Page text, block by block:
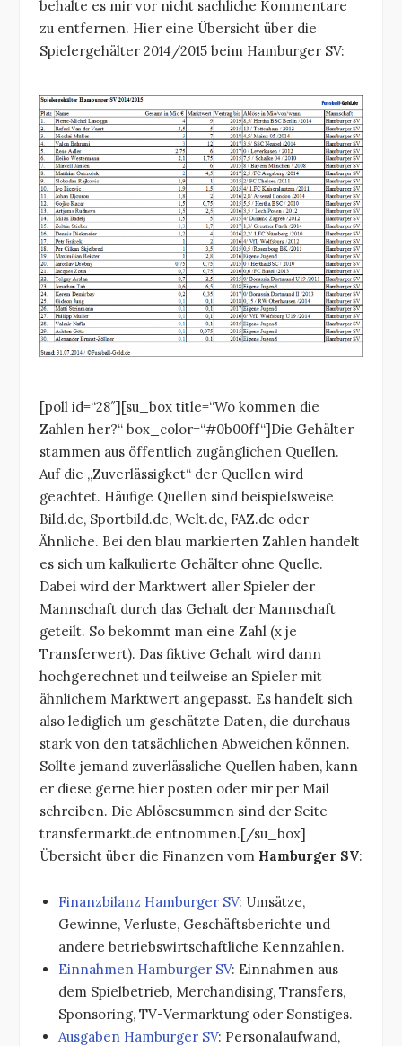
behalte es mir vor nicht sachliche Kommentare
zu entfernen. Hier eine Übersicht über die
Spielergehälter 2014/2015 beim Hamburger SV:
[poll id=“28″][su_box title=“Wo kommen die
Zahlen her?“ box_color=“#0b00ff“]Die Gehälter
stammen aus öffentlich zugänglichen Quellen.
Auf die „Zuverlässigket“ der Quellen wird
geachtet. Häufige Quellen sind beispielsweise
Bild.de, Sportbild.de, Welt.de, FAZ.de oder
Ähnliche. Bei den blau markierten Zahlen handelt
es sich um kalkulierte Gehälter ohne Quelle.
Dabei wird der Marktwert aller Spieler der
Mannschaft durch das Gehalt der Mannschaft
geteilt. So bekommt man eine Zahl (x je
Transferwert). Das fiktive Gehalt wird dann
hochgerechnet und teilweise an Spieler mit
ähnlichem Marktwert angepasst. Es handelt sich
also lediglich um geschätzte Daten, die durchaus
stark von den tatsächlichen Abweichen können.
Sollte jemand zuverlässliche Quellen haben, kann
er diese gerne hier posten oder mir per Mail
schreiben. Die Ablösesummen sind der Seite
transfermarkt.de entnommen.[/su_box]
Übersicht über die Finanzen vom Hamburger SV:
Finanzbilanz Hamburger SV: Umsätze,
Gewinne, Verluste, Geschäftsberichte und
andere betriebswirtschaftliche Kennzahlen.
Einnahmen Hamburger SV: Einnahmen aus
dem Spielbetrieb, Merchandising, Transfers,
Sponsoring, TV-Vermarktung oder Sonstiges.
Ausgaben Hamburger SV: Personalaufwand,